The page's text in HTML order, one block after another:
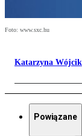
Foto: www.sxc.hu
Katarzyna Wójcik
Powiązane